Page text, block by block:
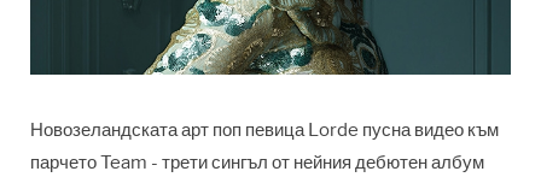
Новозеландската арт поп певица Lorde пусна видео към
парчето Team - трети сингъл от нейния дебютен албум